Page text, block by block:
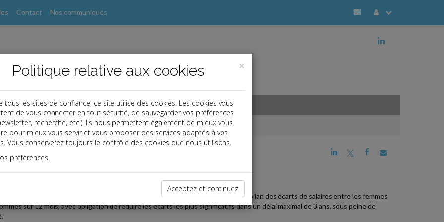
Contact Nos communiqués
j
j a b
02-25
SUR LES ÉCARTS DE RÉMUNÉRATION
2019 au plus tard, les entreprises de 1 000 salariés et plus devront publier le bilan des écarts de salaires entre les femmes
sur 12 mois, avec obligation de réduire les écarts les plus significatifs dans un délai maximal de 3 ans, sous peine de
×
Politique relative aux cookies
tous les sites de confiance, ce site utilise des cookies. Les cookies vous
de vous connecter en tout sécurité, de sauvegarder vos préférences
recherche, etc.). Ils nous permettent également de mieux vous
pour mieux vous servir et vous proposer des services adaptés à vos
Vous conserverez toujours le contrôle des cookies que nous utilisons.
préférences
Acceptez et continuez